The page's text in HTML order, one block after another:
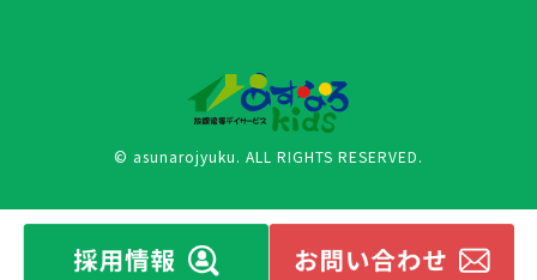
© asunarojyuku. ALL RIGHTS RESERVED.